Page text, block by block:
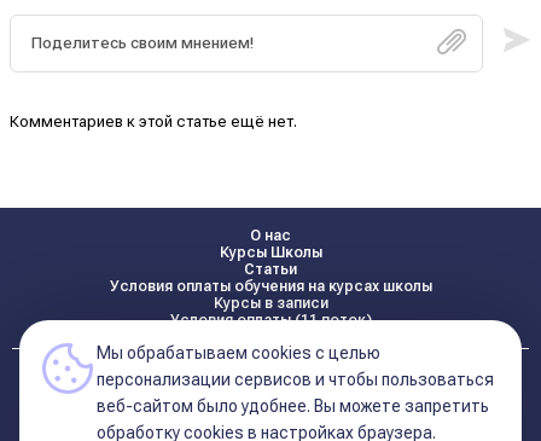
Комментариев к этой статье ещё нет.
О нас
Курсы Школы
Статьи
Условия оплаты обучения на курсах школы
Курсы в записи
Условия оплаты (11 поток)
Реквизиты
Контакты
Мы обрабатываем cookies с целью
персонализации сервисов и чтобы пользоваться
веб-сайтом было удобнее. Вы можете запретить
обработку сookies в настройках браузера.